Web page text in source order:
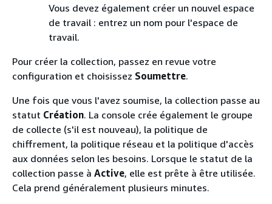
Vous devez également créer un nouvel espace
de travail : entrez un nom pour l'espace de
travail.
Pour créer la collection, passez en revue votre
configuration et choisissez Soumettre.
Une fois que vous l'avez soumise, la collection passe au
statut Création. La console crée également le groupe
de collecte (s'il est nouveau), la politique de
chiffrement, la politique réseau et la politique d'accès
aux données selon les besoins. Lorsque le statut de la
collection passe à Active, elle est prête à être utilisée.
Cela prend généralement plusieurs minutes.